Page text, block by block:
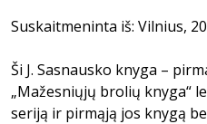
Suskaitmeninta iš: Vilnius,
Ši J. Sasnausko knyga –
„Mažesniųjų brolių knyga“
seriją ir pirmąją jos knygą